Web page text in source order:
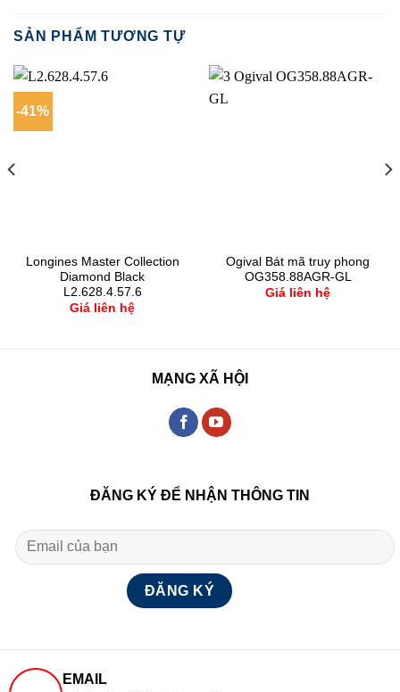
SẢN PHẨM TƯƠNG TỰ
-41%
Longines Master Collection
Diamond Black
L2.628.4.57.6
Giá liên hệ
Ogival Bát mã truy phong
OG358.88AGR-GL
Giá liên hệ
MẠNG XÃ HỘI
ĐĂNG KÝ ĐỂ NHẬN THÔNG TIN
EMAIL